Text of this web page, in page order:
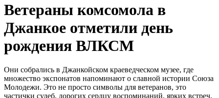
Ветераны комсомола в
Джанкое отметили день
рождения ВЛКСМ
Они собрались в Джанкойском краеведческом музее, где
множество экспонатов напоминают о славной истории Союза
Молодежи. Это не просто символы для ветеранов, это
частички судеб, дорогих сердцу воспоминаний, ярких встреч,